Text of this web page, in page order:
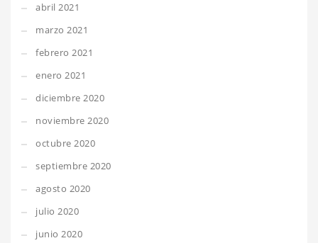
abril 2021
marzo 2021
febrero 2021
enero 2021
diciembre 2020
noviembre 2020
octubre 2020
septiembre 2020
agosto 2020
julio 2020
junio 2020